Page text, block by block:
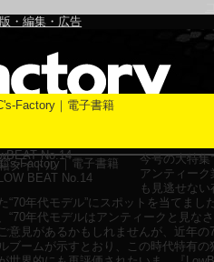
・編集・広告
タイトル
No.14
今号の大特
アンティー
も見逃せな
“70年代モデル”にスポットを当てまし
“70年代モデルはアンティークと見な
意見があるかもしれませんが、近年の
ブームが示すとおり、この時代特有の